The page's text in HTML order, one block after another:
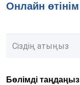
Онлайн өтінім
Бөлімді таңдаңыз